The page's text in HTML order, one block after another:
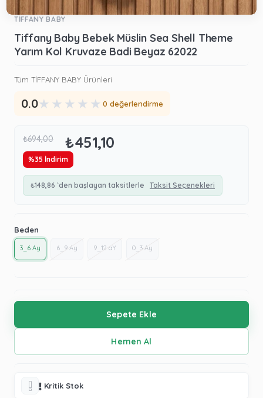
TİFFANY BABY
Tiffany Baby Bebek Müslin Sea Shell Theme
Yarım Kol Kruvaze Badi Beyaz 62022
Tüm TİFFANY BABY Ürünleri
0.0★ ★ ★ ★ ★ 0 değerlendirme
₺694,00 ₺451,10
%35 İndirim
₺148,86 `den başlayan taksitlerle Taksit Seçenekleri
Beden
3_6 Ay 6_9 Ay 9_12 aY 0_3 Ay
Kritik Stok